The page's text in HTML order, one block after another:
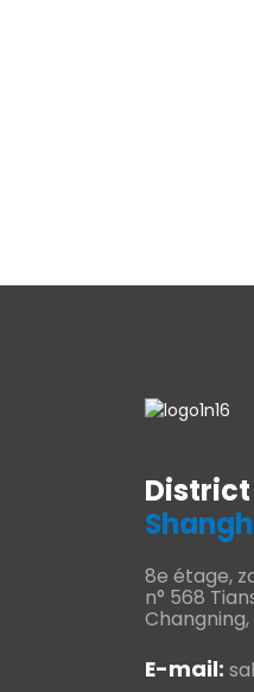
District
8e étage,
n° 568
E-mail: